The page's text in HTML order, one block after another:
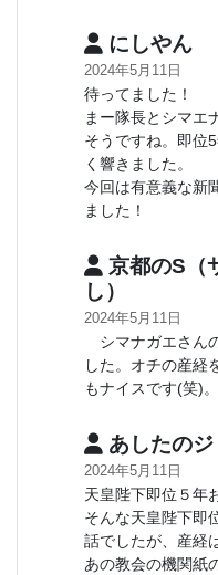
にしやん
2024年5月11日
待ってました！
まー隊長とシマエ
そうですね。即位
く響きました。
今回は有意義な新
ました！
京都のS（
し）
2024年5月11日
シマナガエさん
した。オチの産経
もナイスです(笑)。
あしたの
2024年5月11日
天皇陛下即位５年
そんな天皇陛下即
話でしたが、産経
あの教会の機関紙